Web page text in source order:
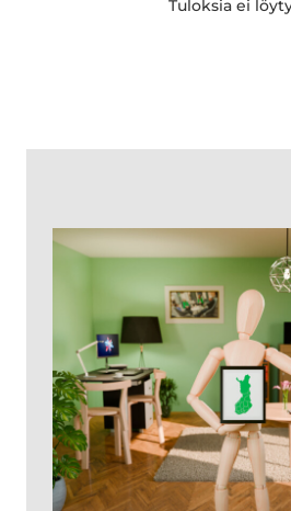
Tuloksia ei